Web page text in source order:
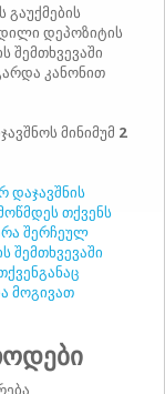
დეპოზიტის
შემთხვევაში
კანონით
მინიმუმ 2
დაჯავშნის
თქვენს
შერჩეულ
შემთხვევაში
მოგივათ